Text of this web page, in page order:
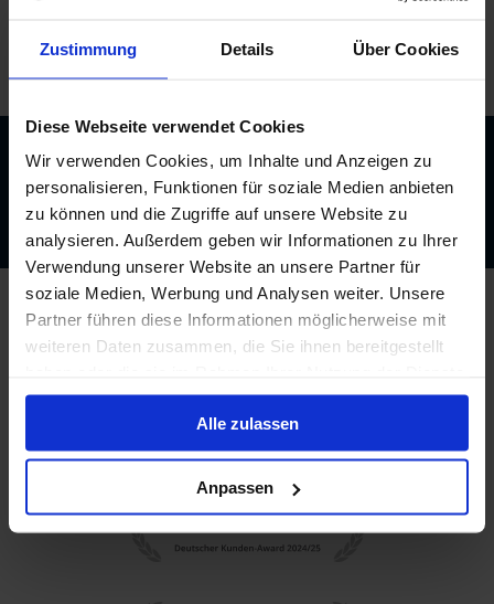
Zustimmung Details Über Cookies
Diese Webseite verwendet Cookies
Wir verwenden Cookies, um Inhalte und Anzeigen zu
personalisieren, Funktionen für soziale Medien anbieten
zu können und die Zugriffe auf unsere Website zu
analysieren. Außerdem geben wir Informationen zu Ihrer
Verwendung unserer Website an unsere Partner für
soziale Medien, Werbung und Analysen weiter. Unsere
Partner führen diese Informationen möglicherweise mit
weiteren Daten zusammen, die Sie ihnen bereitgestellt
gesammelt haben.
Alle zulassen
Anpassen
/ Hurtigruten / MS Finnmarken
Beratung durch echte Kreuzfahrtexperten
Bis zu 200 € Bordguthaben
Best-Preis-Garantie